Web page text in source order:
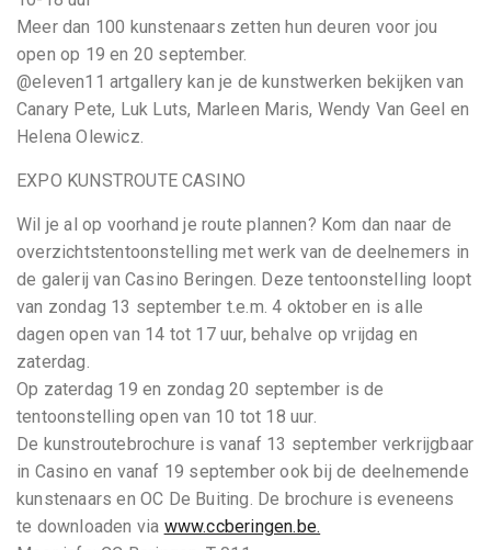
Meer dan 100 kunstenaars zetten hun deuren voor jou
open op 19 en 20 september.
@eleven11 artgallery kan je de kunstwerken bekijken van
Canary Pete, Luk Luts, Marleen Maris, Wendy Van Geel en
Helena Olewicz.
EXPO KUNSTROUTE CASINO
Wil je al op voorhand je route plannen? Kom dan naar de
overzichtstentoonstelling met werk van de deelnemers in
de galerij van Casino Beringen. Deze tentoonstelling loopt
van zondag 13 september t.e.m. 4 oktober en is alle
dagen open van 14 tot 17 uur, behalve op vrijdag en
zaterdag.
Op zaterdag 19 en zondag 20 september is de
tentoonstelling open van 10 tot 18 uur.
De kunstroutebrochure is vanaf 13 september verkrijgbaar
in Casino en vanaf 19 september ook bij de deelnemende
kunstenaars en OC De Buiting. De brochure is eveneens
te downloaden via www.ccberingen.be.